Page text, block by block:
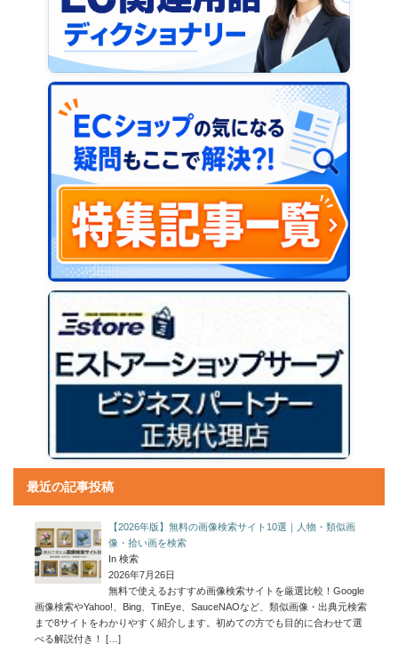
最近の記事投稿
【2026年版】無料の画像検索サイト10選｜人物・類似画
像・拾い画を検索
In 検索
2026年7月26日
無料で使えるおすすめ画像検索サイトを厳選比較！Google
画像検索やYahoo!、Bing、TinEye、SauceNAOなど、類似画像・出典元検索
まで8サイトをわかりやすく紹介します。初めての方でも目的に合わせて選
べる解説付き！
[…]